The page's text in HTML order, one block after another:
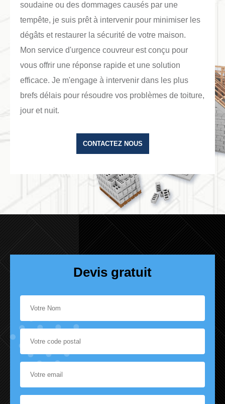
soudaine ou des dommages causés par une
tempête, je suis prêt à intervenir pour minimiser les
dégâts et restaurer la sécurité de votre maison.
Mon service d'urgence couvreur est conçu pour
vous offrir une réponse rapide et une solution
efficace. Je m'engage à intervenir dans les plus
brefs délais pour résoudre vos problèmes de toiture,
jour et nuit.
CONTACTEZ NOUS
Devis gratuit